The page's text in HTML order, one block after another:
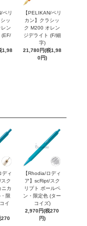
ペリ
ッ
ン
(EF/
1,98
【PELIKAN/ペリ
カン】クラシッ
ク M200 オレン
ジデライト (F/細
字)
21,780円(税1,98
0円)
ディ
ク
ニカ
限
イ
270
【Rhodia/ロディ
ア】scRipt/スク
リプト ボールペ
ン・限定色 (ター
コイズ)
2,970円(税270
円)